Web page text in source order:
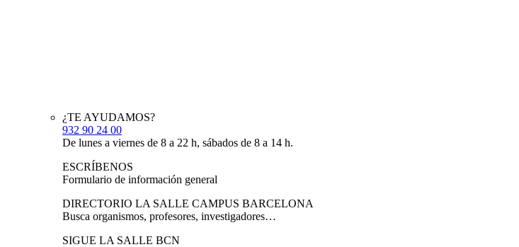
¿TE AYUDAMOS?
932 90 24 00
De lunes a viernes de 8 a 22 h, sábados de 8 a 14 h.
ESCRÍBENOS
Formulario de información general
DIRECTORIO LA SALLE CAMPUS BARCELONA
Busca organismos, profesores, investigadores…
SIGUE LA SALLE BCN